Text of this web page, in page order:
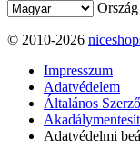
© 2010-2026
Impresszum
Adatvédelem
Általános
Adatvédelmi